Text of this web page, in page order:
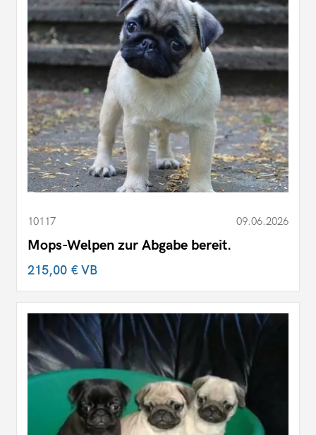
10117 09.06.2026
Mops-Welpen zur Abgabe bereit.
215,00 €VB